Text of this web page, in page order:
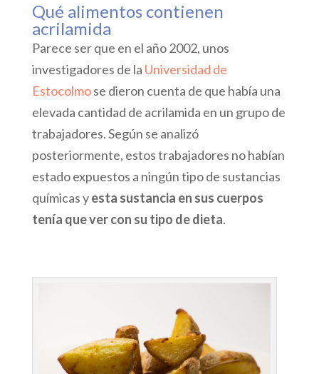
Qué alimentos contienen
acrilamida
Parece ser que en el año 2002, unos
investigadores de la Universidad de
Estocolmose dieron cuenta de que había una
elevada cantidad de acrilamida en un grupo de
trabajadores. Según se analizó
posteriormente, estos trabajadores no habían
estado expuestos a ningún tipo de sustancias
químicas yesta sustancia en sus cuerpos
tenía que ver con su tipo de dieta.